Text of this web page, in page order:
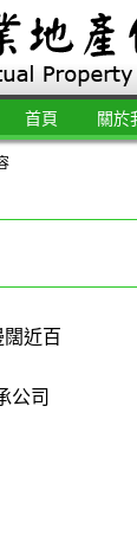
首頁 關於
闊近百
公司